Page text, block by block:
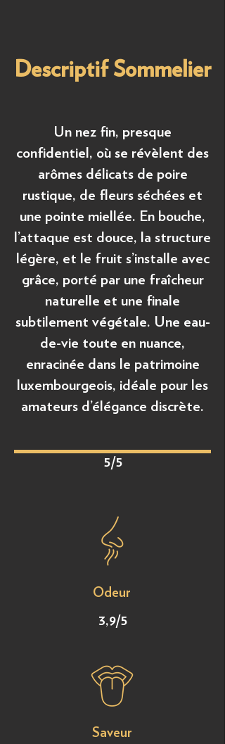
Descriptif Sommelier
Un nez fin, presque
confidentiel, où se révèlent des
arômes délicats de poire
rustique, de fleurs séchées et
une pointe miellée. En bouche,
l’attaque est douce, la structure
légère, et le fruit s’installe avec
grâce, porté par une fraîcheur
naturelle et une finale
subtilement végétale. Une eau-
de-vie toute en nuance,
enracinée dans le patrimoine
luxembourgeois, idéale pour les
amateurs d’élégance discrète.
5/5
Odeur
3,9/5
Saveur